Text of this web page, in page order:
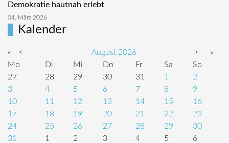
Demokratie hautnah erlebt
04. März 2026
Kalender
« < August 2026 >
»
Mo
Di Mi Do Fr Sa
So
27
28 29 30 31 1
2
3
4 5 6 7 8
9
10
11 12 13 14 15
16
17
18 19 20 21 22
23
24
25 26 27 28 29
30
31
1 2 3 4 5 6